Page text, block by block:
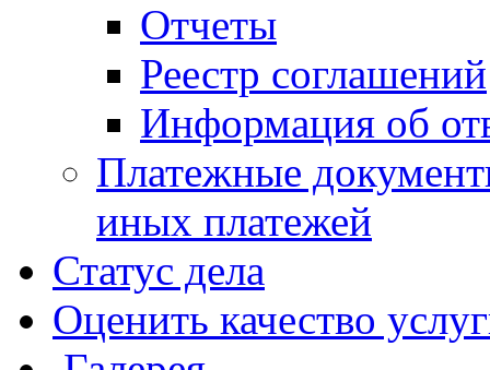
Отчеты
Реестр соглашений
Информация об
Платежные
иных платежей
Статус дела
Оценить качество